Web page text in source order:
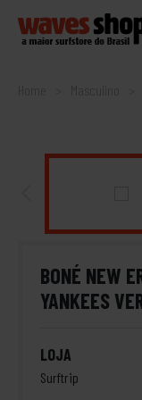
Home
BONÉ NEW
YANKEES
LOJA
Surftrip